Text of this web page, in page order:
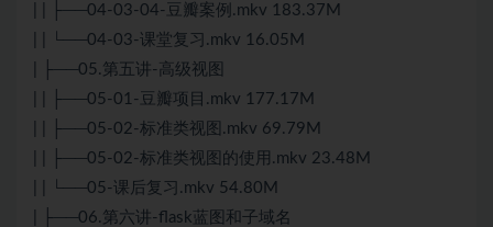
| | ├──04-03-04-豆瓣案例.mkv 183.37M
| | └──04-03-课堂复习.mkv 16.05M
| ├──05.第五讲-高级视图
| | ├──05-01-豆瓣项目.mkv 177.17M
| | ├──05-02-标准类视图.mkv 69.79M
| | ├──05-02-标准类视图的使用.mkv 23.48M
| | └──05-课后复习.mkv 54.80M
| ├──06.第六讲-flask蓝图和子域名